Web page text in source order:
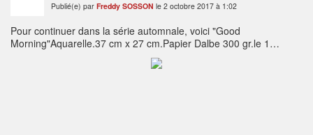
Publié(e) par Freddy SOSSON le 2 octobre 2017 à 1:02
Pour continuer dans la série automnale, voici "Good
Morning"Aquarelle.37 cm x 27 cm.Papier Dalbe 300 gr.le 1